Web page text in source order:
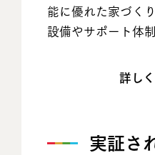
能に優れた家づく
設備やサポート体
詳し
実証さ